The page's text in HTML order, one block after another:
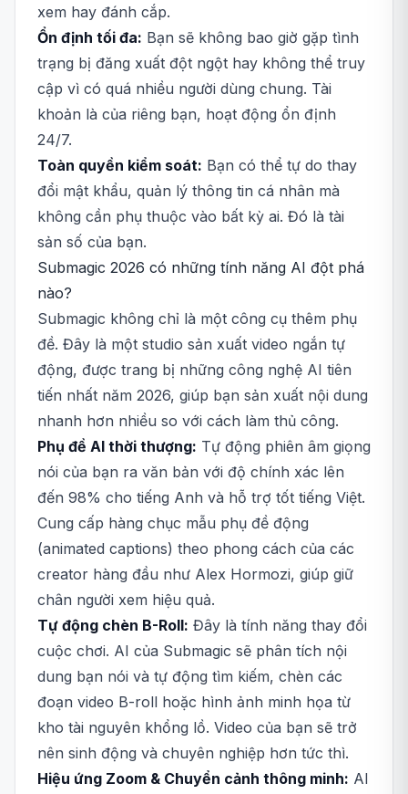
xem hay đánh cắp.
Ổn định tối đa: Bạn sẽ không bao giờ gặp tình
trạng bị đăng xuất đột ngột hay không thể truy
cập vì có quá nhiều người dùng chung. Tài
khoản là của riêng bạn, hoạt động ổn định
24/7.
Toàn quyền kiểm soát: Bạn có thể tự do thay
đổi mật khẩu, quản lý thông tin cá nhân mà
không cần phụ thuộc vào bất kỳ ai. Đó là tài
sản số của bạn.
Submagic 2026 có những tính năng AI đột phá
nào?
Submagic không chỉ là một công cụ thêm phụ
đề. Đây là một studio sản xuất video ngắn tự
động, được trang bị những công nghệ AI tiên
tiến nhất năm 2026, giúp bạn sản xuất nội dung
nhanh hơn nhiều so với cách làm thủ công.
Phụ đề AI thời thượng: Tự động phiên âm giọng
nói của bạn ra văn bản với độ chính xác lên
đến 98% cho tiếng Anh và hỗ trợ tốt tiếng Việt.
Cung cấp hàng chục mẫu phụ đề động
(animated captions) theo phong cách của các
creator hàng đầu như Alex Hormozi, giúp giữ
chân người xem hiệu quả.
Tự động chèn B-Roll: Đây là tính năng thay đổi
cuộc chơi. AI của Submagic sẽ phân tích nội
dung bạn nói và tự động tìm kiếm, chèn các
đoạn video B-roll hoặc hình ảnh minh họa từ
kho tài nguyên khổng lồ. Video của bạn sẽ trở
nên sinh động và chuyên nghiệp hơn tức thì.
Hiệu ứng Zoom & Chuyển cảnh thông minh: AI